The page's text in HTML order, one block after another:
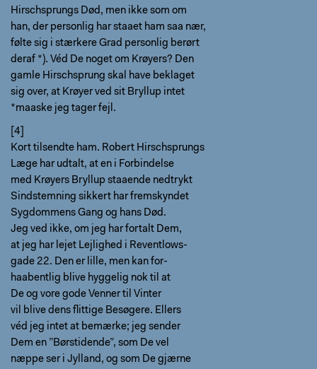
Hirschsprungs Død, men ikke som om
han, der personlig har staaet ham saa nær,
følte sig i stærkere Grad personlig berørt
deraf *). Véd De noget om Krøyers? Den
gamle Hirschsprung skal have beklaget
sig over, at Krøyer ved sit Bryllup intet
*maaske jeg tager fejl.
[4]
Kort tilsendte ham. Robert Hirschsprungs
Læge har udtalt, at en i Forbindelse
med Krøyers Bryllup staaende nedtrykt
Sindstemning sikkert har fremskyndet
Sygdommens Gang og hans Død.
Jeg ved ikke, om jeg har fortalt Dem,
at jeg har lejet Lejlighed i Reventlows-
gade 22. Den er lille, men kan for-
haabentlig blive hyggelig nok til at
De og vore gode Venner til Vinter
vil blive dens flittige Besøgere. Ellers
véd jeg intet at bemærke; jeg sender
Dem en ”Børstidende”, som De vel
næppe ser i Jylland, og som De gjærne